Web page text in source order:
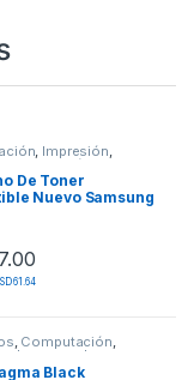
, Impresión,
de Impresión Toner
De Toner
Nuevo Samsung
61.64
, Computación,
Insumos de
Black